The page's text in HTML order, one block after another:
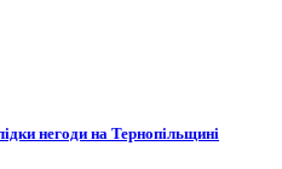
негоди на Тернопільщині